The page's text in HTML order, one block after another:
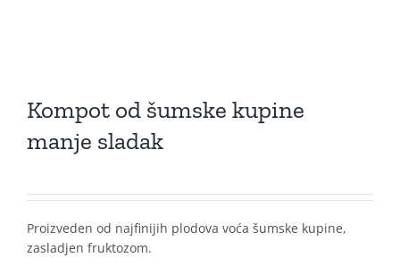
Kompot od šumske kupine
manje sladak
Proizveden od najfinijih plodova voća šumske kupine,
zasladjen fruktozom.